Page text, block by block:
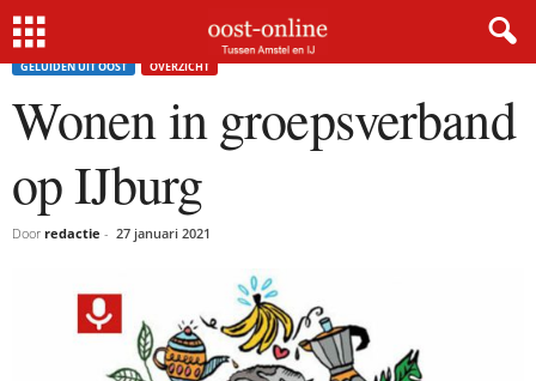
Home Wonen in groepsverband op IJburg
GELUIDEN UIT OOST OVERZICHT
Wonen in groepsverband
op IJburg
Door redactie - 27 januari 2021